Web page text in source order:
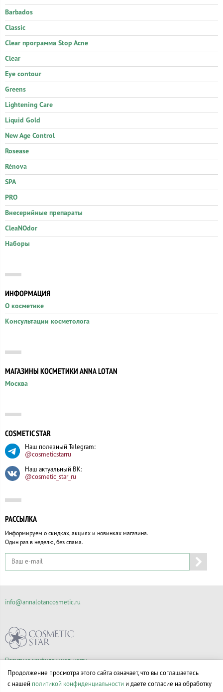
Barbados
Classic
Clear программа Stop Acne
Clear
Eye contour
Greens
Lightening Care
Liquid Gold
New Age Control
Rosease
Rénova
SPA
PRO
Внесерийные препараты
CleaNOdor
Наборы
ИНФОРМАЦИЯ
О косметике
Консультации косметолога
МАГАЗИНЫ КОСМЕТИКИ ANNA LOTAN
Москва
COSMETIC STAR
Наш полезный Telegram:
@cosmeticstarru
Наш актуальный ВК:
@cosmetic_star_ru
РАССЫЛКА
Информируем о скидках, акциях и новинках магазина.
Один раз в неделю, без спама.
Политика конфиденциальности
Правила продажи товаров
Согласие на обработку персональных данных
info@annalotancosmetic.ru
Продолжение просмотра этого сайта означает, что вы соглашаетесь
с нашей политикой конфиденциальности и даете согласие на обработку